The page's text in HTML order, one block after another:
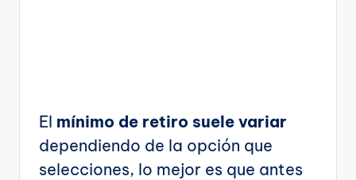
El mínimo de retiro suele variar
dependiendo de la opción que
selecciones, lo mejor es que antes